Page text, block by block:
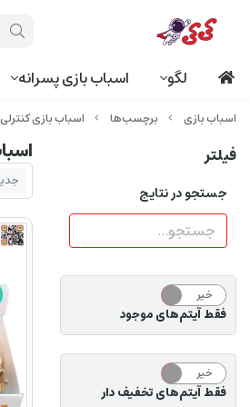
لگو اسباب بازی پسرانه
برچسب‌ها اسباب بازی
فیلتر
جستجو در نتایج
خیر
فقط آیتم‌های موجود
خیر
فقط آیتم‌های تخفیف دار